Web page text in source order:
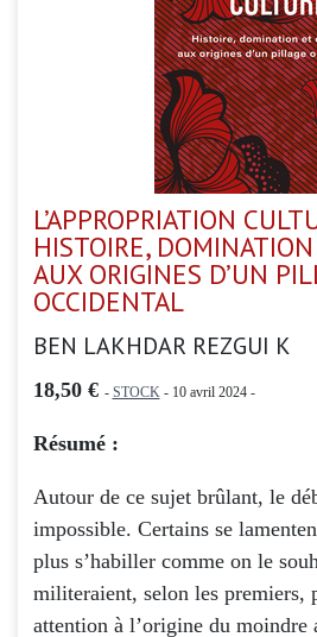
L’APPROPRIATION
HISTOIRE,
AUX ORIGINES D’UN
OCCIDENTAL
BEN LAKHDAR REZGUI K
18,50 € - STOCK - 10 avril 2024 -
Résumé :
Autour de ce sujet brûlant, le
impossible. Certains se
plus s’habiller comme on le
militeraient, selon les premiers,
attention à l’origine du moindre